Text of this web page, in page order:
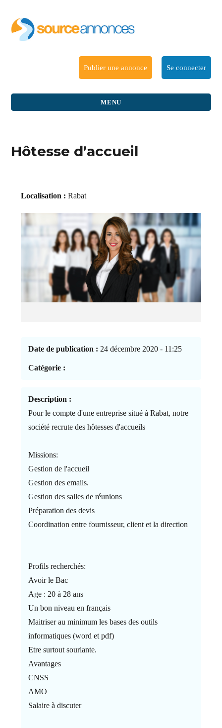
Publier une annonce Se connecter
MENU
Hôtesse d’accueil
Localisation : Rabat
Date de publication : 24 décembre 2020 - 11:25
Catégorie :
Description :
Pour le compte d'une entreprise situé à Rabat, notre
société recrute des hôtesses d'accueils
Missions:
Gestion de l'accueil
Gestion des emails.
Gestion des salles de réunions
Préparation des devis
Coordination entre fournisseur, client et la direction
Profils recherchés:
Avoir le Bac
Age : 20 à 28 ans
Un bon niveau en français
Maitriser au minimum les bases des outils
informatiques (word et pdf)
Etre surtout souriante.
Avantages
CNSS
AMO
Salaire à discuter